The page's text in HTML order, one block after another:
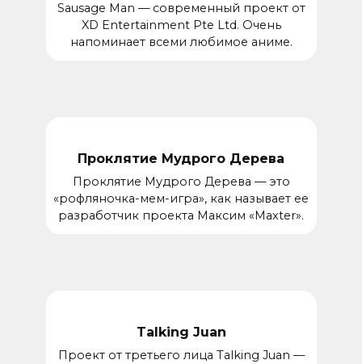
Sausage Man — современный проект от
XD Entertainment Pte Ltd. Очень
напоминает всеми любимое аниме.
Проклятие Мудрого Дерева
Проклятие Мудрого Дерева — это
«рофляночка-мем-игра», как называет ее
разработчик проекта Максим «Maxter».
Talking Juan
Проект от третьего лица Talking Juan —